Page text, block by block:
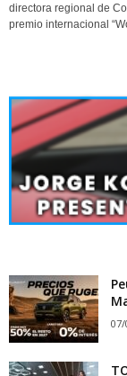
directora regional de
premio internacional
07/